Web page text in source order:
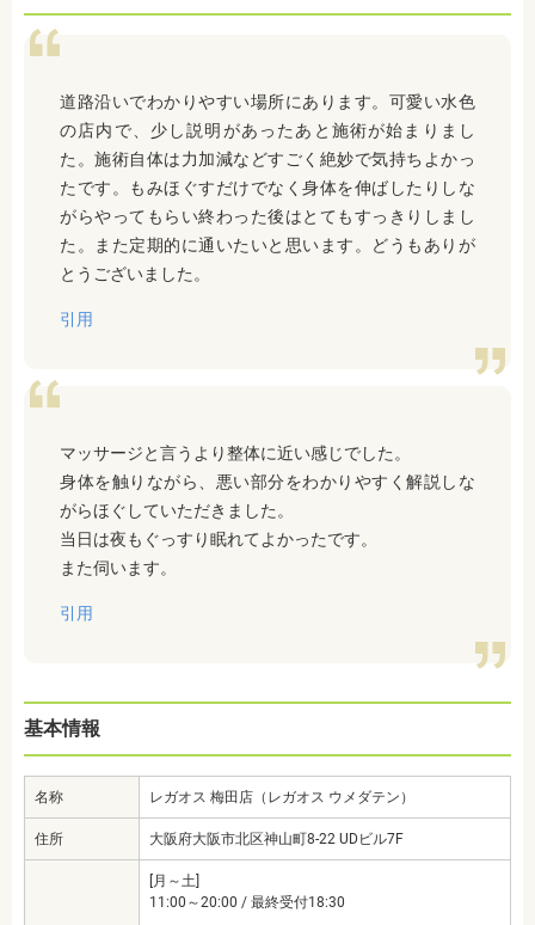
道路沿いでわかりやすい場所にあります。可愛い水色
の店内で、少し説明があったあと施術が始まりまし
た。施術自体は力加減などすごく絶妙で気持ちよかっ
たです。もみほぐすだけでなく身体を伸ばしたりしな
がらやってもらい終わった後はとてもすっきりしまし
た。また定期的に通いたいと思います。どうもありが
とうございました。
引用
マッサージと言うより整体に近い感じでした。
身体を触りながら、悪い部分をわかりやすく解説しな
がらほぐしていただきました。
当日は夜もぐっすり眠れてよかったです。
また伺います。
引用
基本情報
名称 レガオス 梅田店（レガオス ウメダテン）
住所 大阪府大阪市北区神山町8-22 UDビル7F
[月～土]
11:00～20:00 / 最終受付18:30